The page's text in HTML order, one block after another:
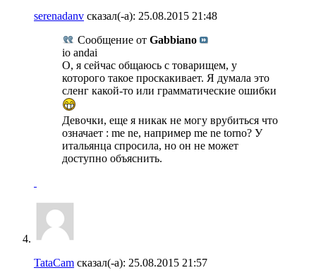
serenadanv сказал(-а): 25.08.2015 21:48
Сообщение от Gabbiano
io andai
О, я сейчас общаюсь с товарищем, у
которого такое проскакивает. Я думала это
сленг какой-то или грамматические ошибки
Девочки, еще я никак не могу врубиться что
означает : me ne, например me ne torno? У
итальянца спросила, но он не может
доступно объяснить.
TataCam сказал(-а): 25.08.2015 21:57